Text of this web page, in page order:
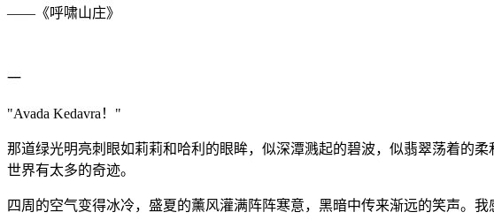
—— 《呼啸山庄》
一
"Avada Kedavra ！ "
那道绿光明亮刺眼如莉莉和哈利的眼眸，似深潭溅起的碧波，似翡翠荡着的
世界有太多的奇迹。
四周的空气变得冰冷，盛夏的薰风灌满阵阵寒意，黑暗中传来渐远的笑声。